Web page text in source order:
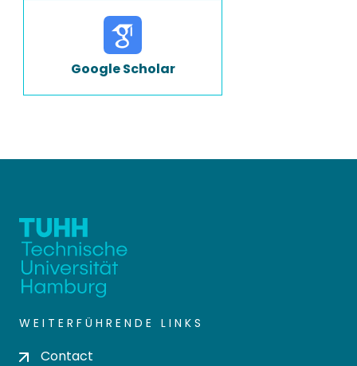
Google Scholar
WEITERFÜHRENDE LINKS
Contact